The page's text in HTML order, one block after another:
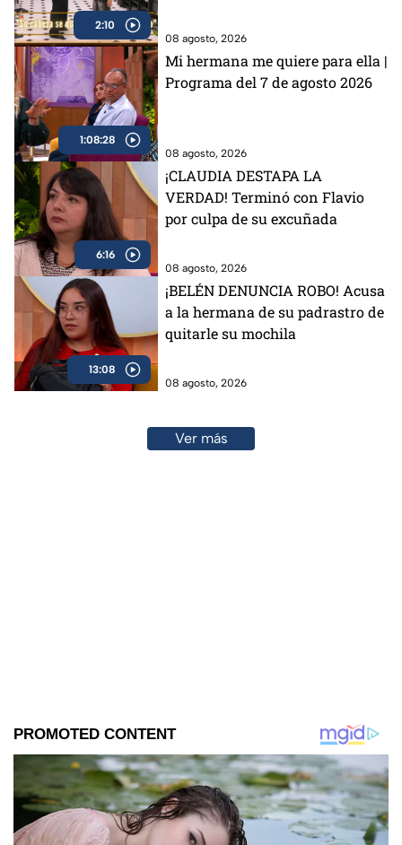
2:10
08 agosto, 2026
1:08:28
Mi hermana me quiere para ella |
Programa del 7 de agosto 2026
08 agosto, 2026
6:16
¡CLAUDIA DESTAPA LA
VERDAD! Terminó con Flavio
por culpa de su excuñada
08 agosto, 2026
13:08
¡BELÉN DENUNCIA ROBO! Acusa
a la hermana de su padrastro de
quitarle su mochila
08 agosto, 2026
Ver más